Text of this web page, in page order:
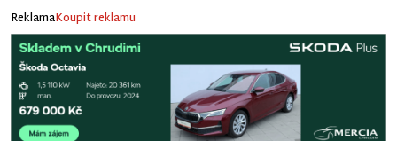
ReklamaKoupit reklamu